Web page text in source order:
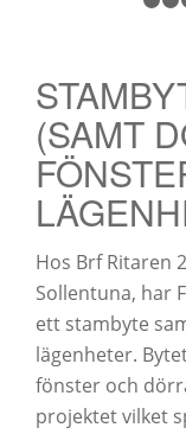
(SAMT
Hos Brf Ritaren
Sollentuna, har
ett stambyte
lägenheter.
fönster och
projektet vilket